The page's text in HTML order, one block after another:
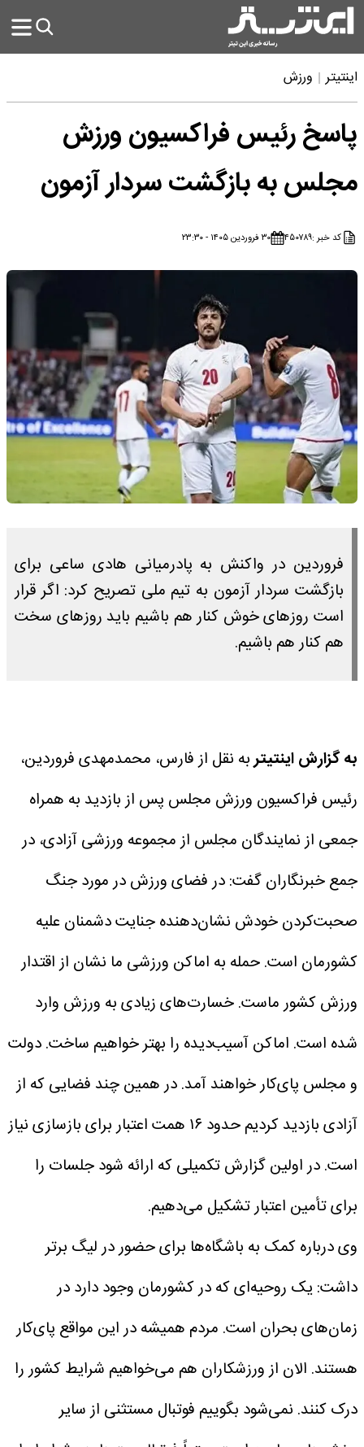
اینتیتر ورزش
پاسخ رئیس فراکسیون ورزش
مجلس به بازگشت سردار آزمون
کد خبر :۴۵۰۷۸۹ ۳۰ فروردین ۱۴۰۵ - ۲۳:۳۰
فروردین در واکنش به پادرمیانی هادی ساعی برای
بازگشت سردار آزمون به تیم ملی تصریح کرد: اگر قرار
است روزهای خوش کنار هم باشیم باید روزهای سخت
هم کنار هم باشیم.
به گزارش اینتیتربه نقل از فارس، محمدمهدی فروردین،
رئیس فراکسیون ورزش مجلس پس از بازدید به همراه
جمعی از نمایندگان مجلس از مجموعه ورزشی آزادی، در
جمع خبرنگاران گفت: در فضای ورزش در مورد جنگ
صحبت‌کردن خودش نشان‌دهنده جنایت دشمنان علیه
کشورمان است. حمله به اماکن ورزشی ما نشان از اقتدار
ورزش کشور ماست. خسارت‌های زیادی به ورزش وارد
شده است. اماکن آسیب‌دیده را بهتر خواهیم ساخت. دولت
و مجلس پای‌کار خواهند آمد. در همین چند فضایی که از
آزادی بازدید کردیم حدود ۱۶ همت اعتبار برای بازسازی نیاز
است. در اولین گزارش تکمیلی که ارائه شود جلسات را
برای تأمین اعتبار تشکیل می‌دهیم.
وی درباره کمک به باشگاه‌ها برای حضور در لیگ برتر
داشت: یک روحیه‌ای که در کشورمان وجود دارد در
زمان‌های بحران است. مردم همیشه در این مواقع پای‌کار
هستند. الان از ورزشکاران هم می‌خواهیم شرایط کشور را
درک کنند. نمی‌شود بگوییم فوتبال مستثنی از سایر